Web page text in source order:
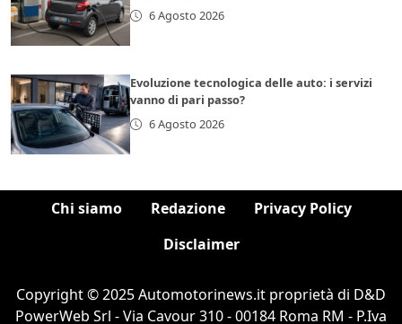
6 Agosto 2026
Evoluzione tecnologica delle auto: i servizi
vanno di pari passo?
6 Agosto 2026
Chi siamo Redazione
Privacy Policy
Disclaimer
Copyright © 2025 Automotorinews.it proprietà di D&D
PowerWeb Srl - Via Cavour 310 - 00184 Roma RM - P.Iva